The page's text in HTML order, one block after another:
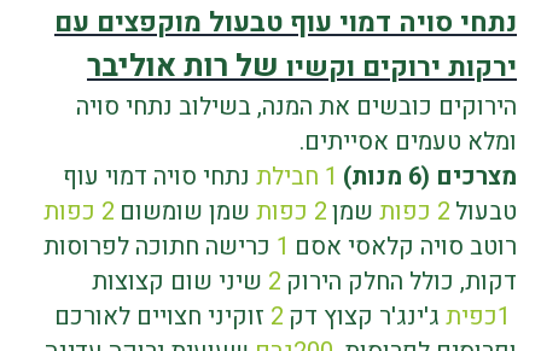
נתחי סויה דמוי עוף טבעול מוקפצים עם
ירקות ירוקים וקשיו של רות אוליבר
הירוקים כובשים את המנה, בשילוב נתחי סויה
ומלא טעמים אסייתים.
מצרכים (6 מנות
(
1 חבילת נתחי סויה דמוי עוף
טבעול 2 כפות שמן2 כפות שמן שומשום 2 כפות
רוטב סויה קלאסי אסם 1 כרישה חתוכה לפרוסות
דקות, כולל החלק הירוק 2 שיני שום קצוצות
1כפית ג'ינג'ר קצוץ דק 2 זוקיני חצויים לאורכם